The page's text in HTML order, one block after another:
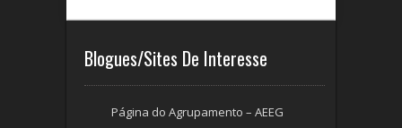
Blogues/Sites De Interesse
Página do Agrupamento – AEEG